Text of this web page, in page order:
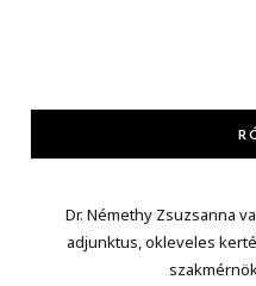
Dr. Némethy Zsuzsanna
adjunktus, okleveles